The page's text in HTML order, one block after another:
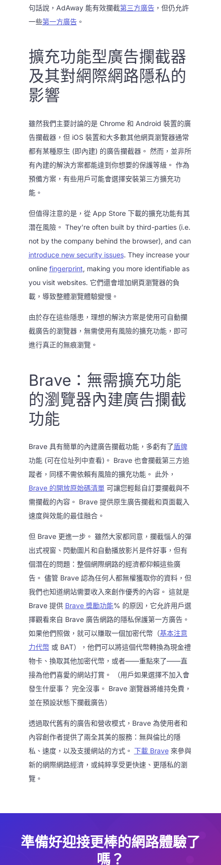
句話說，AdAway 能有效攔截第三方廣告，但仍允許
一些第一方廣告。
擴充功能型廣告攔截器
及其對網際網路隱私的
影響
雖然我們主要討論的是 Chrome 和 Android 裝置的廣
告攔截器，但 iOS 裝置和大多數其他網頁瀏覽器通常
都有某種原生 (即內建) 的廣告攔截器。 然而，並非所
有內建的解決方案都能達到你想要的保護等級。 作為
預備方案，有些用戶可能會選擇安裝第三方擴充功
能。
但值得注意的是，從 App Store 下載的擴充功能有其
潛在風險。 They’re often built by third-parties (i.e.
not by the company behind the browser), and can
introduce new security issues. They increase your
online fingerprint, making you more identifiable as
you visit websites. 它們還會增加網頁瀏覽器的負
載，導致整體瀏覽體驗變慢。
由於存在這些隱患，理想的解決方案是使用可自動攔
截廣告的瀏覽器，無需使用有風險的擴充功能，即可
進行真正的無痕瀏覽。
Brave：無需擴充功能
的瀏覽器內建廣告攔截
功能
Brave 具有簡單的內建廣告攔截功能，多虧有了盾牌
功能 (可在位址列中查看)。 Brave 也會攔截第三方追
蹤者，同樣不需依賴有風險的擴充功能。 此外，
Brave 的開放原始碼清單 可讓您輕鬆自訂要攔截與不
需攔截的內容。 Brave 提供原生廣告攔截和頁面載入
速度與效能的最佳融合。
但 Brave 更進一步。 雖然大家都同意，攔截惱人的彈
出式視窗、閃動圖片和自動播放影片是件好事，但有
個潛在的問題：整個網際網路的經濟都仰賴這些廣
告。 儘管 Brave 認為任何人都無權獲取你的資料，但
我們也知道網站需要收入來創作優秀的內容。 這就是
Brave 提供 Brave 獎勵功能% 的原因，它允許用戶選
擇觀看來自 Brave 廣告網路的隱私保護第一方廣告。
如果他們照做，就可以賺取一個加密代幣（基本注意
力代幣或 BAT），他們可以將這個代幣轉換為現金禮
物卡、換取其他加密代幣，或者——重點來了——直
接為他們喜愛的網站打賞。 （用戶如果選擇不加入會
發生什麼事？ 完全沒事。 Brave 瀏覽器將維持免費，
並在預設狀態下攔截廣告）
透過取代舊有的廣告和營收模式，Brave 為使用者和
內容創作者提供了兩全其美的服務：無與倫比的隱
私、速度，以及支援網站的方式。 下載 Brave來參與
新的網際網路經濟，或純粹享受更快速、更隱私的瀏
覽。
準備好迎接更棒的網路體驗了
嗎？